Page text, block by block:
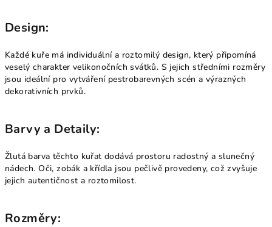
Design:
Každé kuře má individuální a roztomilý design, který připomíná
veselý charakter velikonočních svátků. S jejich středními rozměry
jsou ideální pro vytváření pestrobarevných scén a výrazných
dekorativních prvků.
Barvy a Detaily:
Žlutá barva těchto kuřat dodává prostoru radostný a slunečný
nádech. Oči, zobák a křídla jsou pečlivě provedeny, což zvyšuje
jejich autentičnost a roztomilost.
Rozměry: